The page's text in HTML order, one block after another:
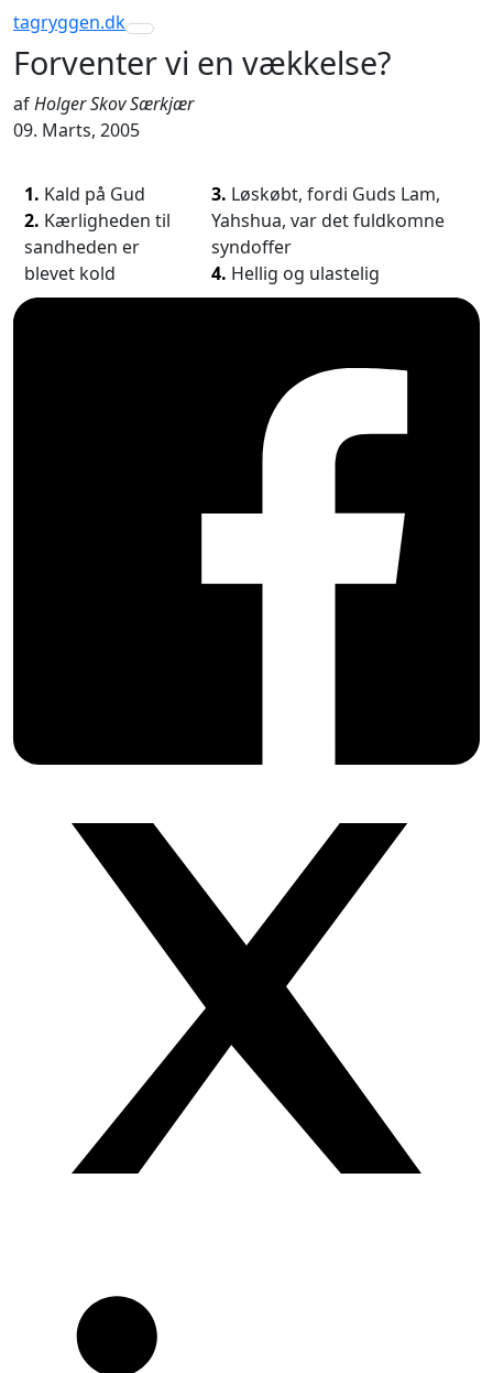
tagryggen.dk
Toggle navigation
Forventer vi en vækkelse?
afHolger Skov Særkjær
09. Marts, 2005
1. Kald på Gud
2. Kærligheden til
sandheden er
blevet kold
3. Løskøbt, fordi Guds Lam,
Yahshua, var det fuldkomne
syndoffer
4. Hellig og ulastelig